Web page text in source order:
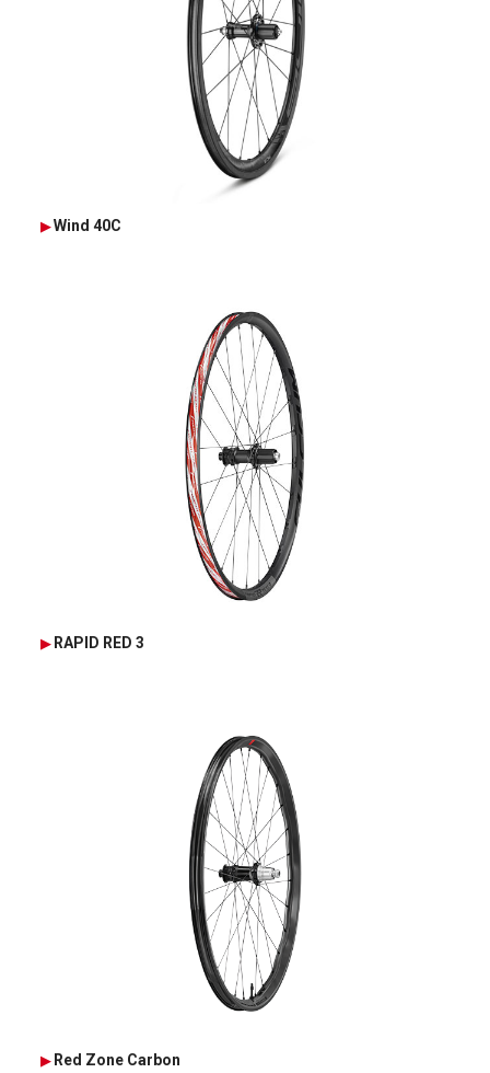
Wind 40C
RAPID RED 3
Red Zone Carbon